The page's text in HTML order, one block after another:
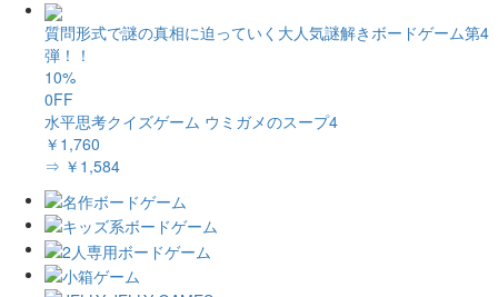
質問形式で謎の真相に迫っていく大人気謎解きボードゲーム第4
弾！！
10%
0FF
水平思考クイズゲーム ウミガメのスープ4
￥1,760
⇒ ￥1,584